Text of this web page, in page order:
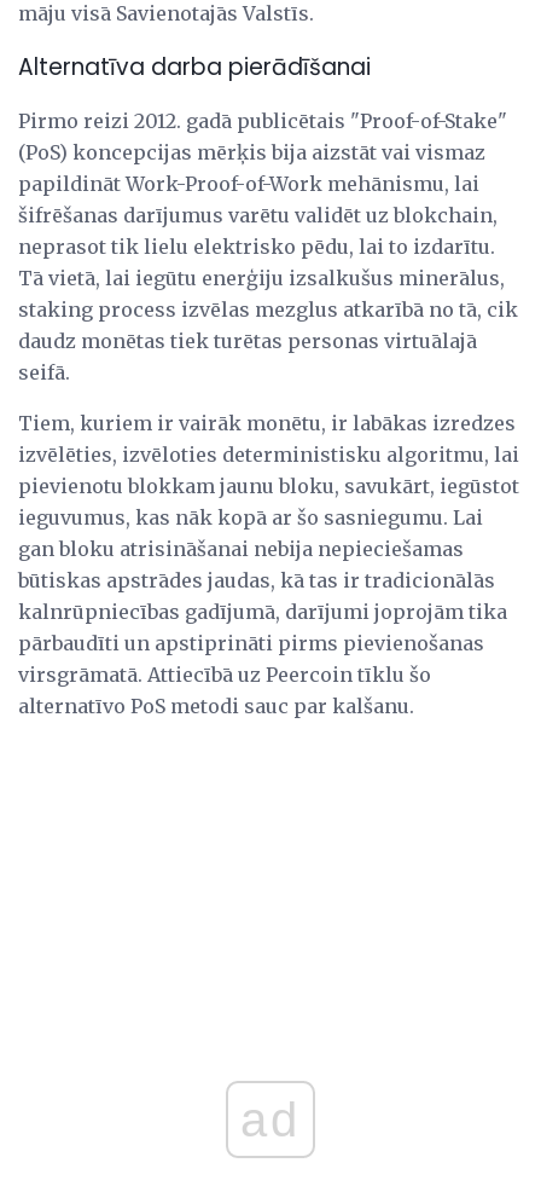
māju visā Savienotajās Valstīs.
Alternatīva darba pierādīšanai
Pirmo reizi 2012. gadā publicētais "Proof-of-Stake"
(PoS) koncepcijas mērķis bija aizstāt vai vismaz
papildināt Work-Proof-of-Work mehānismu, lai
šifrēšanas darījumus varētu validēt uz blokchain,
neprasot tik lielu elektrisko pēdu, lai to izdarītu.
Tā vietā, lai iegūtu enerģiju izsalkušus minerālus,
staking process izvēlas mezglus atkarībā no tā, cik
daudz monētas tiek turētas personas virtuālajā
seifā.
Tiem, kuriem ir vairāk monētu, ir labākas izredzes
izvēlēties, izvēloties deterministisku algoritmu, lai
pievienotu blokkam jaunu bloku, savukārt, iegūstot
ieguvumus, kas nāk kopā ar šo sasniegumu. Lai
gan bloku atrisināšanai nebija nepieciešamas
būtiskas apstrādes jaudas, kā tas ir tradicionālās
kalnrūpniecības gadījumā, darījumi joprojām tika
pārbaudīti un apstiprināti pirms pievienošanas
virsgrāmatā. Attiecībā uz Peercoin tīklu šo
alternatīvo PoS metodi sauc par kalšanu.
ad